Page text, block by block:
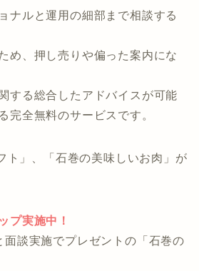
法がどれなのか分からない
なら、オンラインで気軽に相談
ナルと運用の細部まで相談する
する総合したアドバイスが可能
完全無料のサービスです。
ト」、「石巻の美味しいお肉」が